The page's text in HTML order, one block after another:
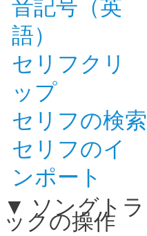
語）
セリフクリ
ップ
セリフの検索
セリフのイ
ンポート
ソングトラ
ックの操作